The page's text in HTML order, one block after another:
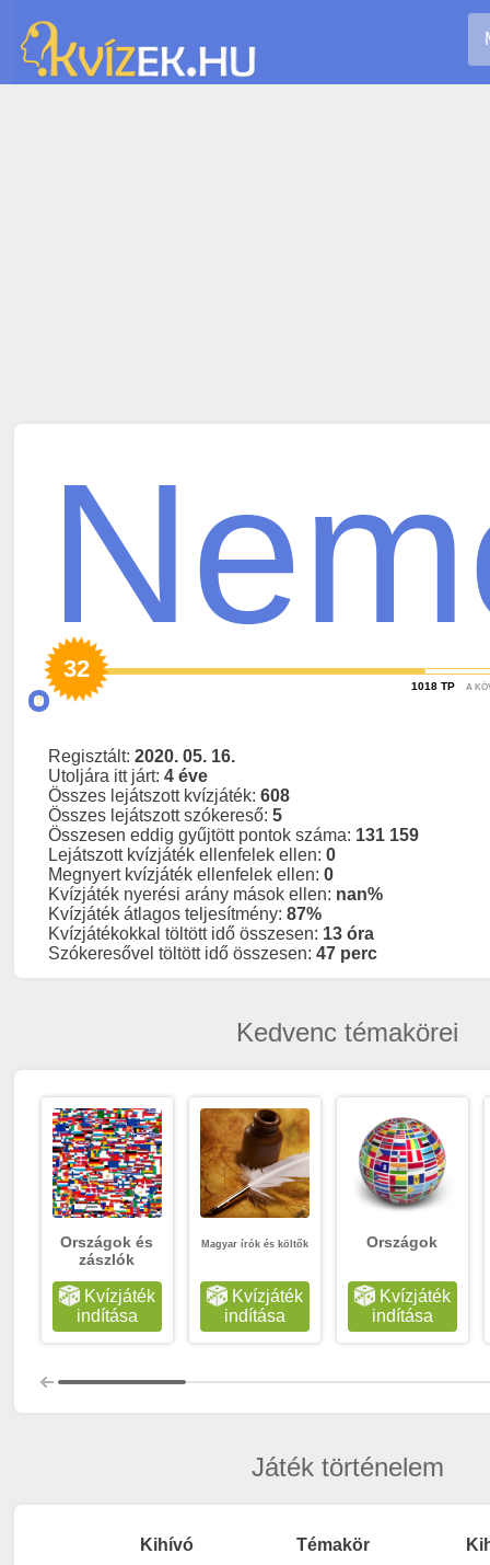
32
1018TP A
Regisztált: 2020. 05. 16.
Utoljára itt járt: 4 éve
Összes lejátszott kvízjáték: 608
Összes lejátszott szókereső: 5
Összesen eddig gyűjtött pontok száma: 131 159
Lejátszott kvízjáték ellenfelek ellen: 0
Megnyert kvízjáték ellenfelek ellen: 0
Kvízjáték nyerési arány mások ellen: nan%
Kvízjáték átlagos teljesítmény: 87%
Kvízjátékokkal töltött idő összesen: 13 óra
Szókeresővel töltött idő összesen: 47 perc
Kedvenc témakörei
Országok és
zászlók
Kvízjáték
indítása
Magyar írók és költők
Kvízjáték
indítása
Országok
Kvízjáték
indítása
Játék történelem
Kihívó Témakör